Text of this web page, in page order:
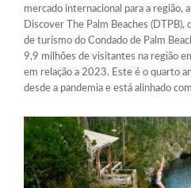
mercado internacional para a região,
Discover The Palm Beaches
de turismo do Condado de Palm
9,9 milhões de visitantes na região
em relação a 2023. Este é o quarto
desde a pandemia e está alinhado